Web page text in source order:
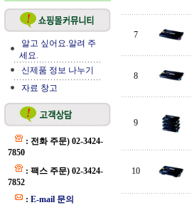
알고 싶어요.알려 주
세요.
신제품 정보 나누기
자료 창고
: 전화 주문) 02-3424-
7850
: 팩스 주문) 02-3424-
7852
: E-mail 문의
7
8
9
10